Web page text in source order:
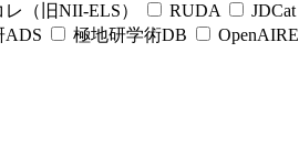
（旧NII-ELS） RUDA JDCat
ADS 極地研学術DB OpenAIRE